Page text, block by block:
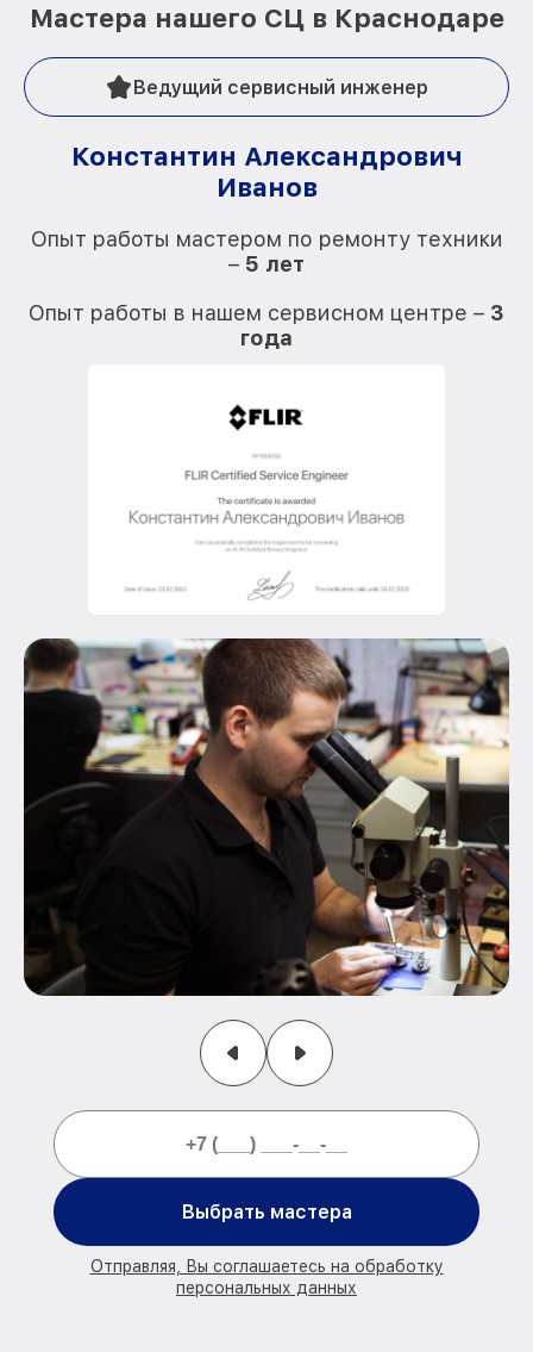
Мастера нашего СЦ в Краснодаре
Ведущий сервисный инженер
Константин Александрович
Иванов
Опыт работы мастером по ремонту техники
– 5 лет
Опыт работы в нашем сервисном центре – 3
года
Выбрать мастера
Отправляя, Вы соглашаетесь на обработку
персональных данных